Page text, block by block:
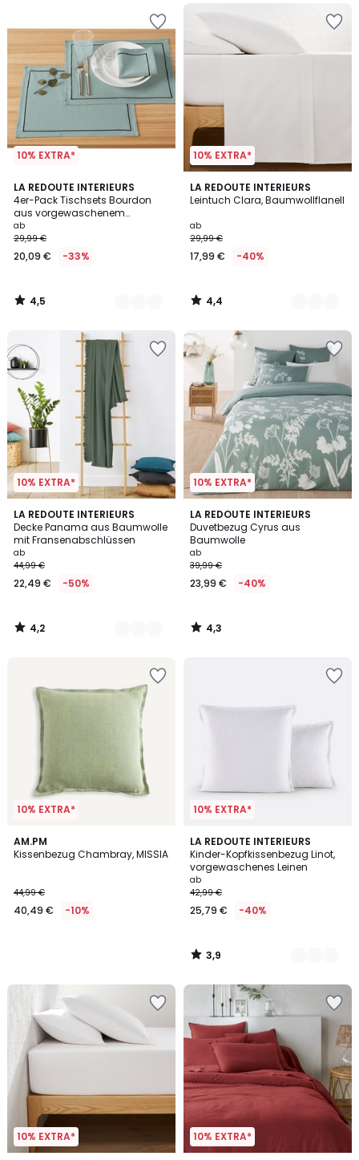
10% EXTRA*
LA REDOUTE INTERIEURS
4er-Pack Tischsets Bourdon
aus vorgewaschenem
Halbleinen
ab
29,99 €
20,09 € -33%
4,5
/ 5
4
Farben
4,5
/
10% EXTRA*
LA REDOUTE INTERIEURS
Leintuch Clara, Baumwollflanell
ab
29,99 €
17,99 € -40%
4,4
/ 5
6
Farben
4,4
/
10% EXTRA*
LA REDOUTE INTERIEURS
Decke Panama aus Baumwolle
mit Fransenabschlüssen
ab
44,99 €
22,49 € -50%
4,2
/ 5
5
Farben
4,2
/
10% EXTRA*
LA REDOUTE INTERIEURS
Duvetbezug Cyrus aus
Baumwolle
ab
39,99 €
23,99 € -40%
4,3
/ 5
4,3
/
10% EXTRA*
AM.PM
Kissenbezug Chambray, MISSIA
44,99 €
40,49 € -10%
10% EXTRA*
LA REDOUTE INTERIEURS
Kinder-Kopfkissenbezug Linot,
vorgewaschenes Leinen
ab
42,99 €
25,79 € -40%
3,9
/ 5
21
Farben
3,9
/
10% EXTRA* 10% EXTRA*